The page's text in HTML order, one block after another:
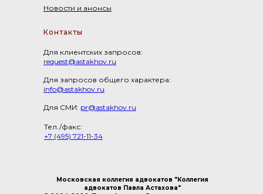
Новости и анонсы
Контакты
Для клиентских запросов:
request@astakhov.ru
Для запросов общего характера:
info@astakhov.ru
Для СМИ: pr@astakhov.ru
Тел./факс:
+7 (495) 721-11-34
Московская коллегия адвокатов "Коллегия
адвокатов Павла Астахова"